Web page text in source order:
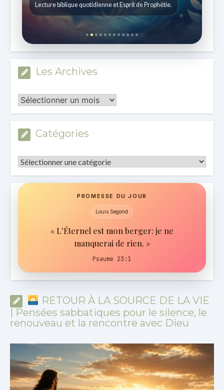
Réflexions quotidiennes issues de l'École du Sabbat.
Les Archives
Les
Archives
Catégories
Catégories
PROMESSE DU JOUR
Louis Segond
« L'Éternel est mon berger: je ne
manquerai de rien. »
Psaume 23:1
RETOUR À LA SOURCE DE LA VIE
| Pensées sabbatiques pour le silence, le
renouveau et la rencontre avec Dieu